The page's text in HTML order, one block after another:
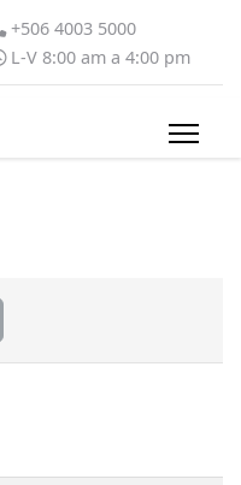
+506 4003 5000
L-V 8:00 am a 4:00 pm